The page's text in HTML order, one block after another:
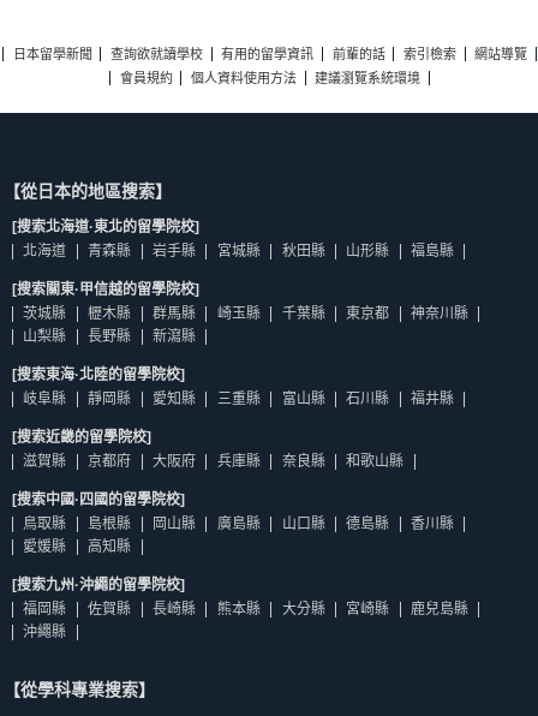
日本留學新聞 查詢欲就讀學校 有用的留學資訊 前輩的話 索引檢索
網站導覽
會員規約
個人資料使用方法 建議瀏覽系統環境
【從日本的地區搜索】
[搜索北海道·東北的留學院校]
北海道
青森縣 岩手縣 宮城縣 秋田縣 山形縣 福島縣
[搜索關東·甲信越的留學院校]
茨城縣
櫪木縣 群馬縣 崎玉縣 千葉縣 東京都
神奈川縣
山梨縣
長野縣 新瀉縣
[搜索東海·北陸的留學院校]
岐阜縣
靜岡縣 愛知縣 三重縣 富山縣 石川縣 福井縣
[搜索近畿的留學院校]
滋賀縣
京都府 大阪府 兵庫縣 奈良縣 和歌山縣
[搜索中國·四國的留學院校]
鳥取縣
島根縣 岡山縣 廣島縣 山口縣 德島縣
香川縣
愛媛縣
高知縣
[搜索九州·沖繩的留學院校]
福岡縣
佐賀縣 長崎縣 熊本縣 大分縣 宮崎縣
鹿兒島縣
沖繩縣
【從學科專業搜索】